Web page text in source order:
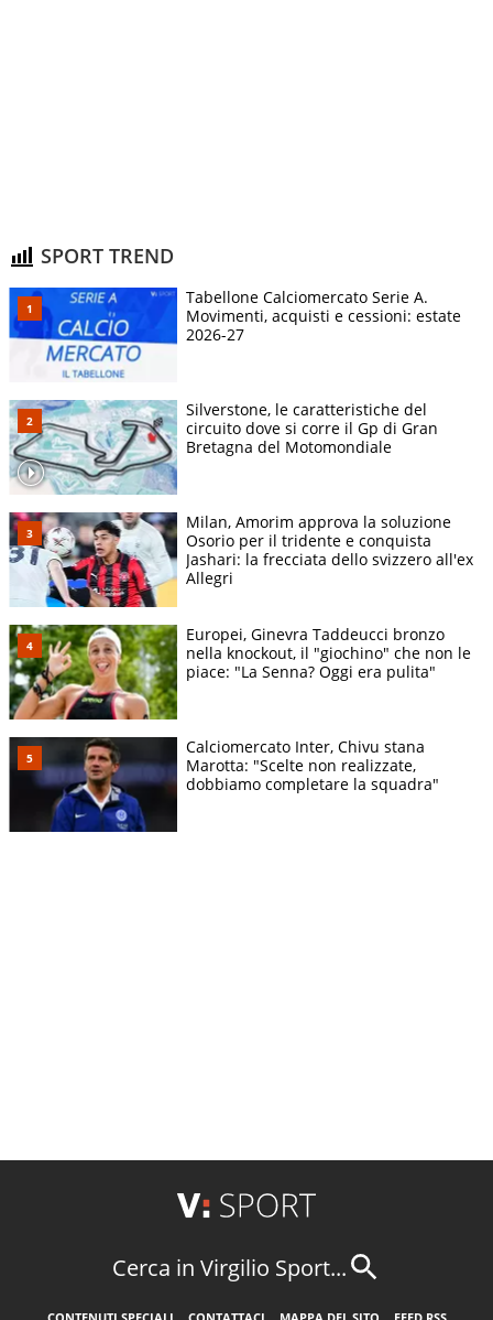
SPORT TREND
Tabellone Calciomercato Serie A.
Movimenti, acquisti e cessioni: estate
2026-27
Silverstone, le caratteristiche del
circuito dove si corre il Gp di Gran
Bretagna del Motomondiale
Milan, Amorim approva la soluzione
Osorio per il tridente e conquista
Jashari: la frecciata dello svizzero all'ex
Allegri
Europei, Ginevra Taddeucci bronzo
nella knockout, il "giochino" che non le
piace: "La Senna? Oggi era pulita"
Calciomercato Inter, Chivu stana
Marotta: "Scelte non realizzate,
dobbiamo completare la squadra"
Cerca in Virgilio Sport...